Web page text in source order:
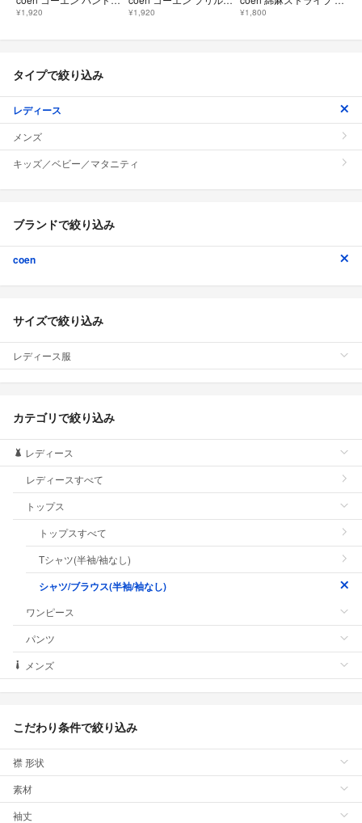
¥1,920 ¥1,920 ¥1,800
タイプで絞り込み
レディース
メンズ
キッズ／ベビー／マタニティ
ブランドで絞り込み
coen
サイズで絞り込み
レディース服
カテゴリで絞り込み
レディース
レディースすべて
トップス
トップスすべて
Tシャツ(半袖/袖なし)
シャツ/ブラウス(半袖/袖なし)
ワンピース
パンツ
メンズ
こだわり条件で絞り込み
襟 形状
素材
袖丈